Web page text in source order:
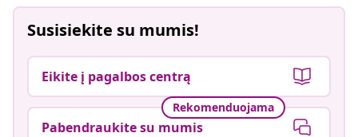
Susisiekite su mumis!
Eikite į pagalbos centrą
Rekomenduojama
Pabendraukite su mumis